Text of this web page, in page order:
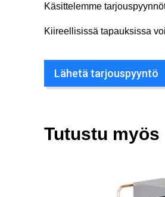
Käsittelemme
Kiireellisissä tapauksissa
Lähetä tarjouspyyntö
Tutustu myös